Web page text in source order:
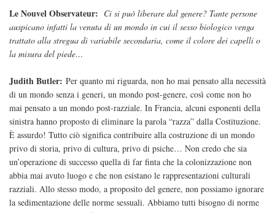
Le Nouvel Observateur: Ci si può liberare dal genere? Tante persone
auspicano infatti la venuta di un mondo in cui il sesso biologico venga
trattato alla stregua di variabile secondaria, come il colore dei capelli o
la misura del piede…
Judith Butler: Per quanto mi riguarda, non ho mai pensato alla necessità
di un mondo senza i generi, un mondo post-genere, così come non ho
mai pensato a un mondo post-razziale. In Francia, alcuni esponenti della
sinistra hanno proposto di eliminare la parola “razza” dalla Costituzione.
È assurdo! Tutto ciò significa contribuire alla costruzione di un mondo
privo di storia, privo di cultura, privo di psiche… Non credo che sia
un’operazione di successo quella di far finta che la colonizzazione non
abbia mai avuto luogo e che non esistano le rappresentazioni culturali
razziali. Allo stesso modo, a proposito del genere, non possiamo ignorare
la sedimentazione delle norme sessuali. Abbiamo tutti bisogno di norme